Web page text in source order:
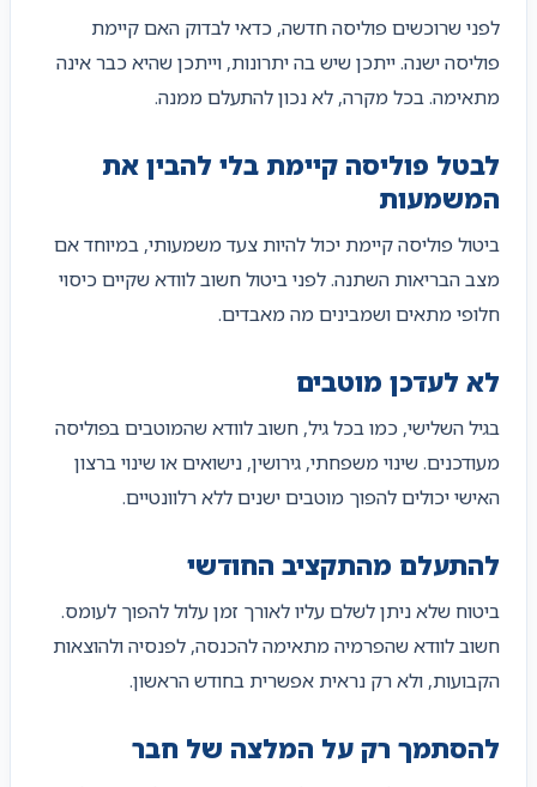
לפני שרוכשים פוליסה חדשה, כדאי לבדוק האם קיימת
פוליסה ישנה. ייתכן שיש בה יתרונות, וייתכן שהיא כבר אינה
מתאימה. בכל מקרה, לא נכון להתעלם ממנה.
לבטל פוליסה קיימת בלי להבין את
המשמעות
ביטול פוליסה קיימת יכול להיות צעד משמעותי, במיוחד אם
מצב הבריאות השתנה. לפני ביטול חשוב לוודא שקיים כיסוי
חלופי מתאים ושמבינים מה מאבדים.
לא לעדכן מוטבים
בגיל השלישי, כמו בכל גיל, חשוב לוודא שהמוטבים בפוליסה
מעודכנים. שינוי משפחתי, גירושין, נישואים או שינוי ברצון
האישי יכולים להפוך מוטבים ישנים ללא רלוונטיים.
להתעלם מהתקציב החודשי
ביטוח שלא ניתן לשלם עליו לאורך זמן עלול להפוך לעומס.
חשוב לוודא שהפרמיה מתאימה להכנסה, לפנסיה ולהוצאות
הקבועות, ולא רק נראית אפשרית בחודש הראשון.
להסתמך רק על המלצה של חבר